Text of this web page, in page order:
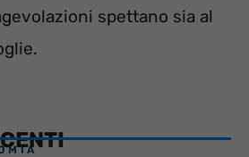
spettano sia al